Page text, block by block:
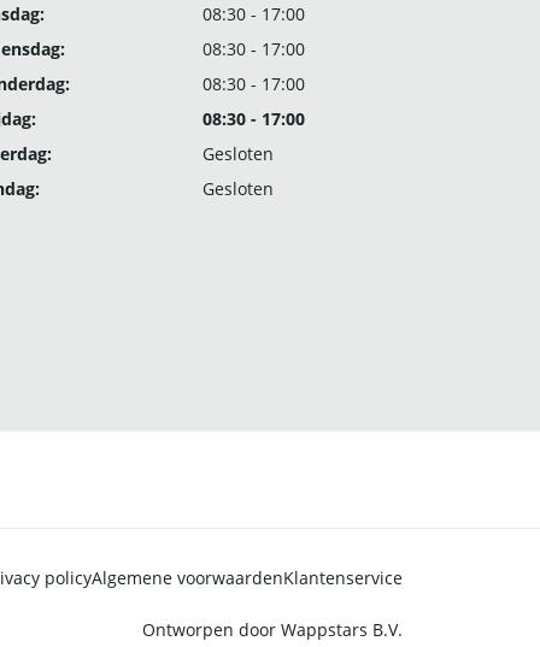
08:30 - 17:00
08:30 - 17:00
08:30 - 17:00
08:30 - 17:00
Gesloten
Gesloten
policyAlgemene voorwaardenKlantenservice
Ontworpen door Wappstars B.V.